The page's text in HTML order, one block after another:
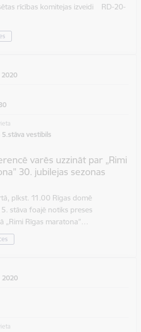
rīcības komitejas izveidi RD-20-
5.stāva vestibils
varēs uzzināt par „Rimi
30. jubilejas sezonas
plkst. 11.00 Rīgas domē
stāva foajē notiks preses
„Rimi Rīgas maratona”…
2020